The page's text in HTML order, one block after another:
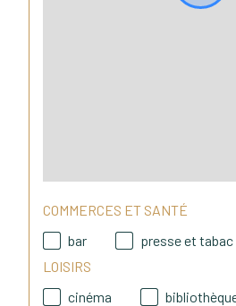
projet immobilier :
RCS n° 952 940 054
Carte professionnelle Transaction
:
CCI de Lyon Métropole
08/06/2023
COMMERCES ET SANTÉ
bar
presse et tabac
LOISIRS
cinéma